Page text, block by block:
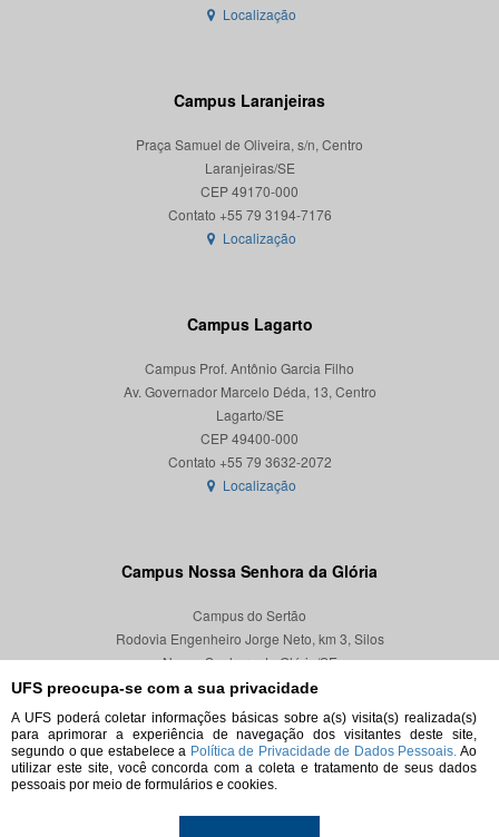
UFS preocupa-se com a sua privacidade
A UFS poderá coletar informações básicas sobre a(s) visita(s) realizada(s)
para aprimorar a experiência de navegação dos visitantes deste site,
segundo o que estabelece a Política de Privacidade de Dados Pessoais. Ao
utilizar este site, você concorda com a coleta e tratamento de seus dados
pessoais por meio de formulários e cookies.
Localização
Campus Laranjeiras
Praça Samuel de Oliveira, s/n, Centro
Laranjeiras/SE
CEP 49170-000
Localização
Campus Lagarto
Campus Prof. Antônio Garcia Filho
Av. Governador Marcelo Déda, 13, Centro
Lagarto/SE
CEP 49400-000
Localização
Campus Nossa Senhora da Glória
Campus do Sertão
Rodovia Engenheiro Jorge Neto, km 3, Silos
Nossa Senhora da Glória/SE
CEP 49680-000
Localização